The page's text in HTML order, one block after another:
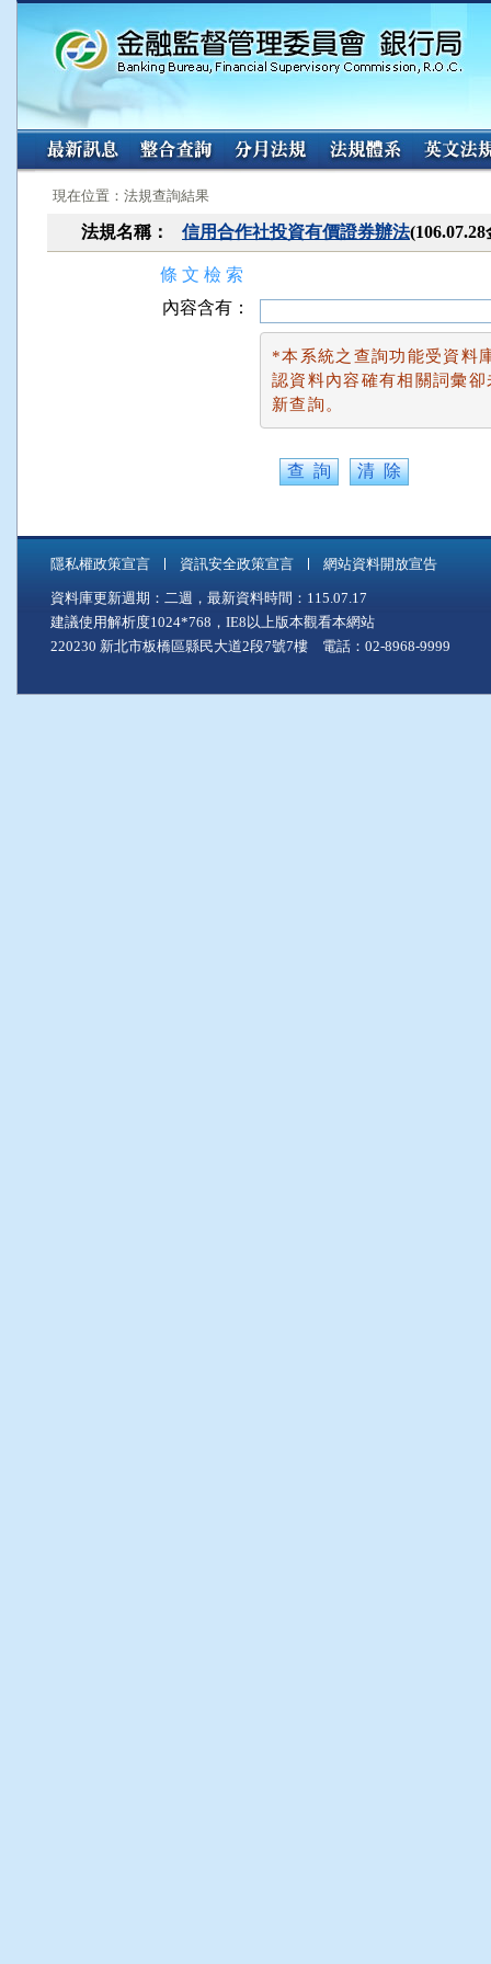
:::
現在位置：法規查詢結果
法規名稱： 信用合作社投資有價證券辦法
條 文 檢 索
內容含有：
*本系統之查詢功能受資料
認資料內容確有相關詞彙
新查詢。
隱私權政策宣言 資訊安全政策宣言 網站資料開放宣告
資料庫更新週期：二週，最新資料時間：115.07.17
建議使用解析度1024*768，IE8以上版本觀看本網站
220230 新北市板橋區縣民大道2段7號7樓 電話：02-8968-9999